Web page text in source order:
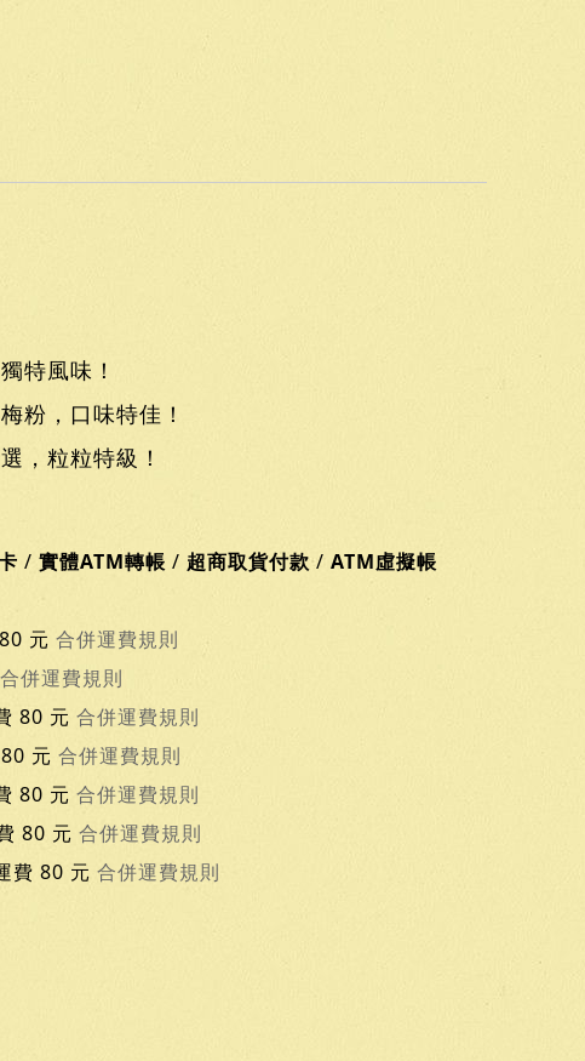
特風味！
粉，口味特佳！
，粒粒特級！
/ 實體ATM轉帳 / 超商取貨付款/ ATM虛擬帳
元 合併運費規則
合併運費規則
80 元 合併運費規則
元 合併運費規則
80 元 合併運費規則
80 元 合併運費規則
費 80 元 合併運費規則